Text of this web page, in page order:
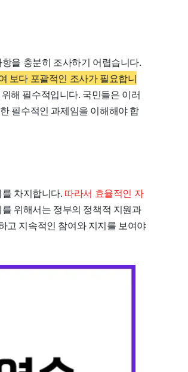
을 충분히 조사하기 어렵습니다.
보다 포괄적인 조사가 필요합니
해 필수적입니다. 국민들은 이러
필수적인 과제임을 이해해야 합
차지합니다. 따라서 효율적인 자
위해서는 정부의 정책적 지원과
고 지속적인 참여와 지지를 보여야